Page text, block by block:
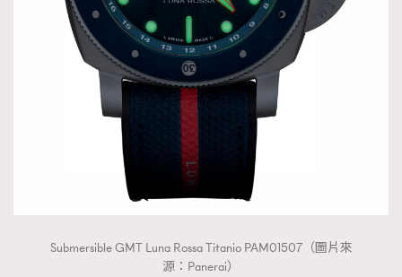
Submersible GMT Luna Rossa Titanio PAM01507（圖片來
源：Panerai）